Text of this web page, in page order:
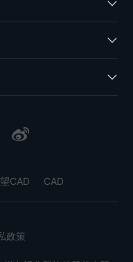
CAD CAD
政策